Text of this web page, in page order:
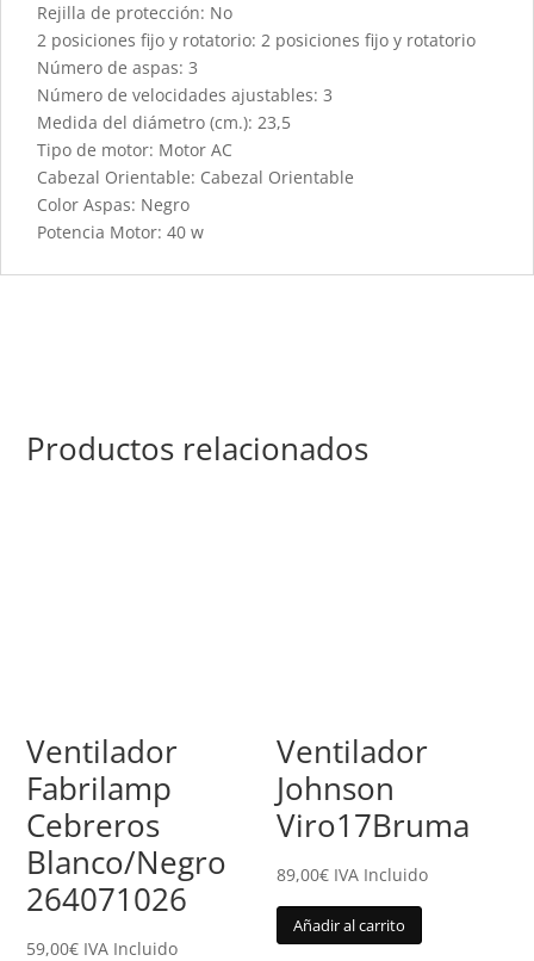
Rejilla de protección: No
2 posiciones fijo y rotatorio: 2 posiciones fijo y rotatorio
Número de aspas: 3
Número de velocidades ajustables: 3
Medida del diámetro (cm.): 23,5
Tipo de motor: Motor AC
Cabezal Orientable: Cabezal Orientable
Color Aspas: Negro
Potencia Motor: 40 w
Productos relacionados
Ventilador
Fabrilamp
Cebreros
Blanco/Negro
264071026
59,00€ IVA Incluido
Ventilador
Johnson
Viro17Bruma
89,00€ IVA Incluido
Añadir al carrito